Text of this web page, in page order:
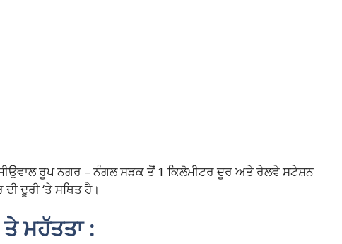
ਜੀਉਵਾਲ ਰੂਪ ਨਗਰ – ਨੰਗਲ ਸੜਕ ਤੋਂ 1 ਕਿਲੋਮੀਟਰ ਦੂਰ ਅਤੇ ਰੇਲਵੇ ਸਟੇਸ਼ਨ
ਦੂਰੀ ‘ਤੇ ਸਥਿਤ ਹੈ।
ਮਹੱਤਤਾ :